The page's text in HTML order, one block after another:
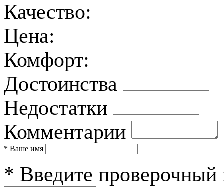
Качество:
Цена:
Комфорт:
Достоинства
Недостатки
Комментарии
* Ваше имя
* Введите проверочный